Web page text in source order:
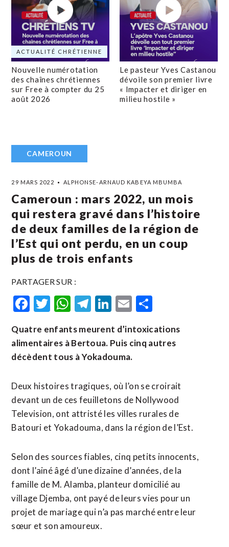
ACTUALITÉ CHRÉTIENNE
Nouvelle numérotation
des chaînes chrétiennes
sur Free à compter du 25
août 2026
Le pasteur Yves Castanou
dévoile son premier livre
« Impacter et diriger en
milieu hostile »
CAMEROUN
29 MARS 2022 ALPHONSE-ARNAUD KABEYA MBUMBA
Cameroun : mars 2022, un mois
qui restera gravé dans l’histoire
de deux familles de la région de
l’Est qui ont perdu, en un coup
plus de trois enfants
PARTAGER SUR :
Facebook
Twitter
WhatsApp
Telegram
LinkedIn
Email
Quatre enfants meurent d’intoxications
alimentaires à Bertoua. Puis cinq autres
décèdent tous à Yokadouma.
Deux histoires tragiques, où l’on se croirait
devant un de ces feuilletons de Nollywood
Television, ont attristé les villes rurales de
Batouri et Yokadouma, dans la région de l’Est.
Selon des sources fiables, cinq petits innocents,
dont l’ainé âgé d’une dizaine d’années, de la
famille de M. Alamba, planteur domicilié au
village Djemba, ont payé de leurs vies pour un
projet de mariage qui n’a pas marché entre leur
sœur et son amoureux.